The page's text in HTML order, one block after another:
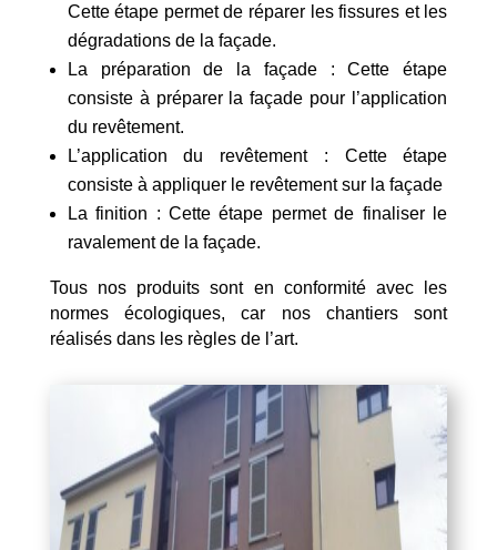
Cette étape permet de réparer les fissures et les
dégradations de la façade.
La préparation de la façade : Cette étape
consiste à préparer la façade pour l’application
du revêtement.
L’application du revêtement : Cette étape
consiste à appliquer le revêtement sur la façade
La finition : Cette étape permet de finaliser le
ravalement de la façade.
Tous nos produits sont en conformité avec les
normes écologiques, car nos chantiers sont
réalisés dans les règles de l’art.